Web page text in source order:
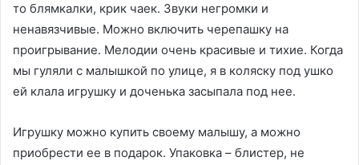
то блямкалки, крик чаек. Звуки негромки и
ненавязчивые. Можно включить черепашку на
проигрывание. Мелодии очень красивые и тихие. Когда
мы гуляли с малышкой по улице, я в коляску под ушко
ей клала игрушку и доченька засыпала под нее.
Игрушку можно купить своему малышу, а можно
приобрести ее в подарок. Упаковка – блистер, не